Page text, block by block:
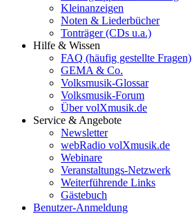
Kleinanzeigen
Noten & Liederbücher
Tonträger (CDs u.a.)
Hilfe & Wissen
FAQ (häufig gestellte Fragen)
GEMA & Co.
Volksmusik-Glossar
Volksmusik-Forum
Über volXmusik.de
Service & Angebote
Newsletter
webRadio volXmusik.de
Webinare
Veranstaltungs-Netzwerk
Weiterführende Links
Gästebuch
Benutzer-Anmeldung